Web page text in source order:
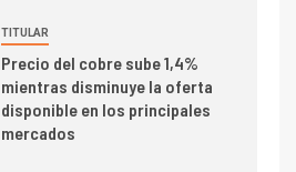
I+D
Estudio revela cómo el precio
del cobre y educación superior
se relacionan en zonas
mineras
TITULAR
Precio del cobre sube 1,4%
mientras disminuye la oferta
disponible en los principales
mercados